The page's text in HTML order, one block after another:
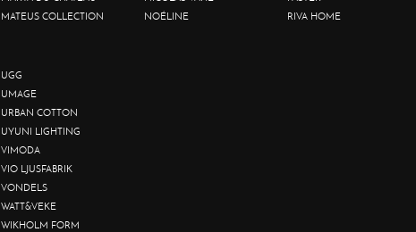
MATEUS COLLECTION
NOÉLINE
RIVA HOME
UGG
UMAGE
URBAN COTTON
UYUNI LIGHTING
VIMODA
VIO LJUSFABRIK
VONDELS
WATT&VEKE
WIKHOLM FORM